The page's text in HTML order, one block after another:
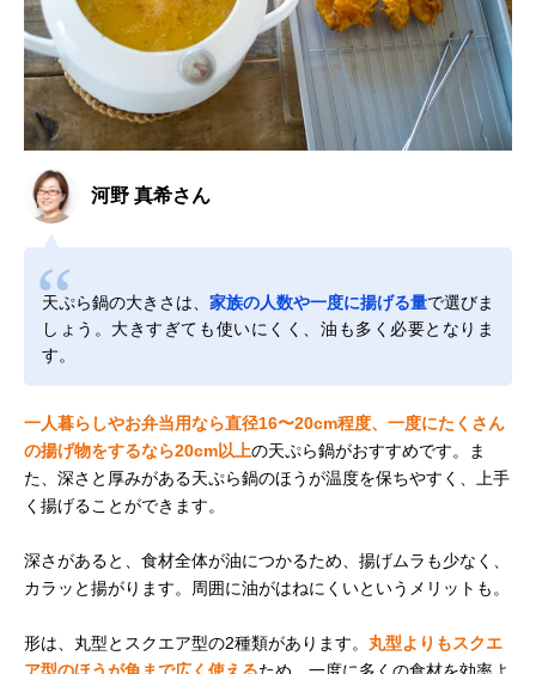
河野 真希さん
天ぷら鍋の大きさは、 家族の人数や一度に揚げる量で選びま
しょう。大きすぎても使いにくく、油も多く必要となりま
す。
一人暮らしやお弁当用なら直径16〜20cm程度、一度にたくさん
の揚げ物をするなら20cm以上の天ぷら鍋がおすすめです。ま
た、深さと厚みがある天ぷら鍋のほうが温度を保ちやすく、上手
く揚げることができます。
深さがあると、食材全体が油につかるため、揚げムラも少なく、
カラッと揚がります。周囲に油がはねにくいというメリットも。
形は、丸型とスクエア型の2種類があります。 丸型よりもスクエ